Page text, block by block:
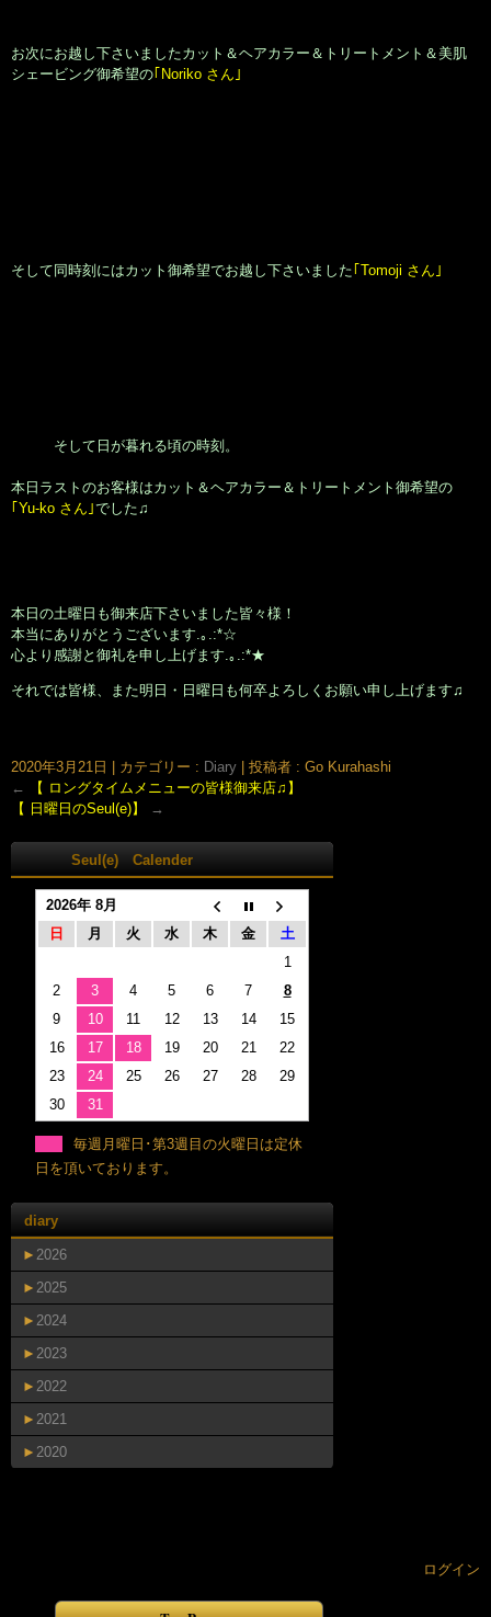
お次にお越し下さいましたカット＆ヘアカラー＆トリートメント＆美肌
シェービング御希望の｢Noriko さん｣
そして同時刻にはカット御希望でお越し下さいました｢Tomoji さん｣
そして日が暮れる頃の時刻。
本日ラストのお客様はカット＆ヘアカラー＆トリートメント御希望の
｢Yu-ko さん｣でした♫
本日の土曜日も御来店下さいました皆々様！
本当にありがとうございます.｡.:*☆
心より感謝と御礼を申し上げます.｡.:*★
それでは皆様、また明日・日曜日も何卒よろしくお願い申し上げます♫
2020年3月21日 カテゴリー : Diary
投稿者 : Go Kurahashi
←
【 ロングタイムメニューの皆様御来店♫】
【 日曜日のSeul(e)】
→
Seul(e) Calender
2026年 8月
日
月 火 水 木 金
土
1
2
3 4 5 6 7
8
9
10 11 12 13 14
15
16
17 18 19 20 21
22
23
24 25 26 27 28
29
30
31
毎週月曜日･第3週目の火曜日は定休
日を頂いております。
diary
► 2026
► 2025
► 2024
► 2023
► 2022
► 2021
► 2020
ログイン